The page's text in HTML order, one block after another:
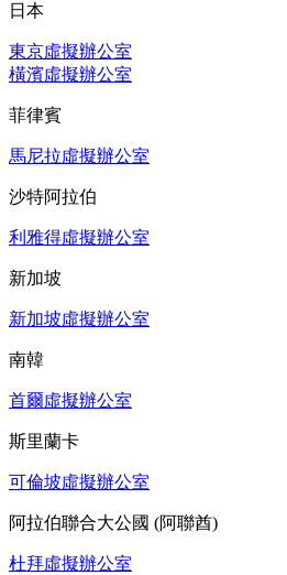
日本
東京虛擬辦公室
橫濱虛擬辦公室
菲律賓
馬尼拉虛擬辦公室
沙特阿拉伯
利雅得虛擬辦公室
新加坡
新加坡虛擬辦公室
南韓
首爾虛擬辦公室
斯里蘭卡
可倫坡虛擬辦公室
阿拉伯聯合大公國 (阿聯酋)
杜拜虛擬辦公室